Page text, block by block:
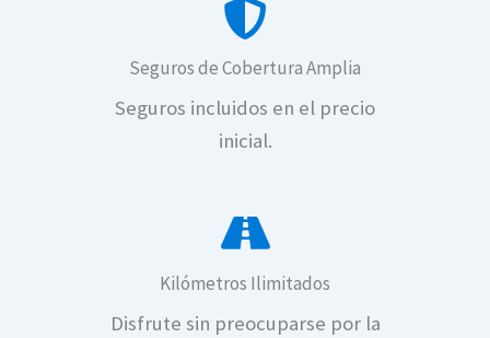
Seguros de Cobertura Amplia
Seguros incluidos en el precio
inicial.
Kilómetros Ilimitados
Disfrute sin preocuparse por la